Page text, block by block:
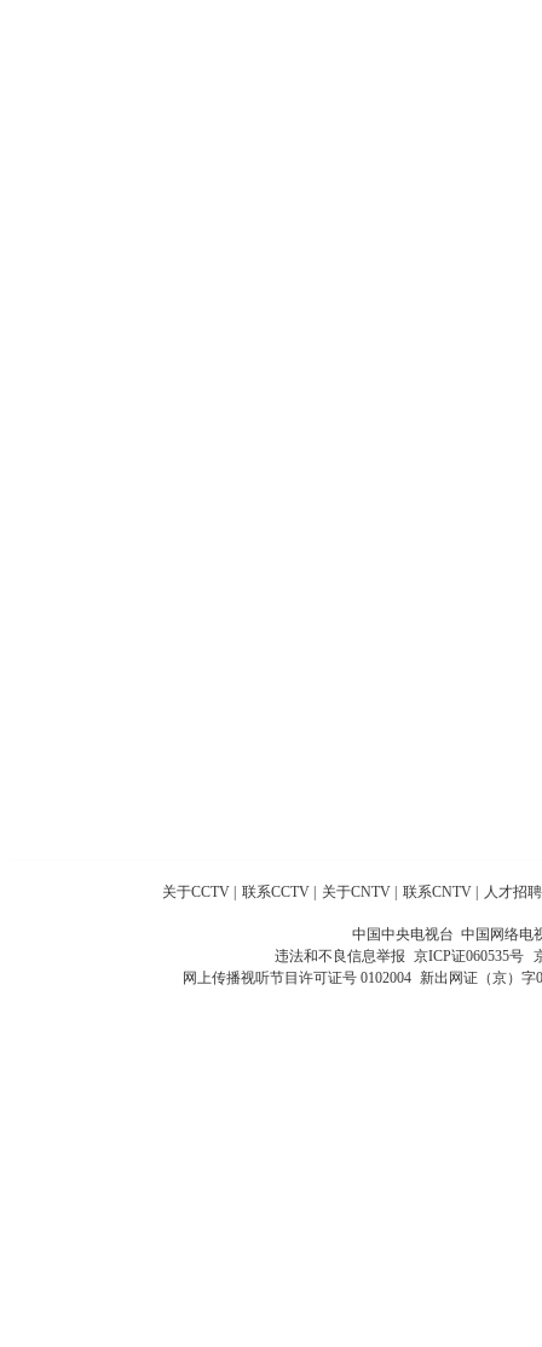
关于CCTV 联系CCTV 关于CNTV 联系CNTV 人才招聘
中国中央电视台 中国网络电
违法和不良信息举报 京ICP证060535号
网上传播视听节目许可证号 0102004 新出网证（京）